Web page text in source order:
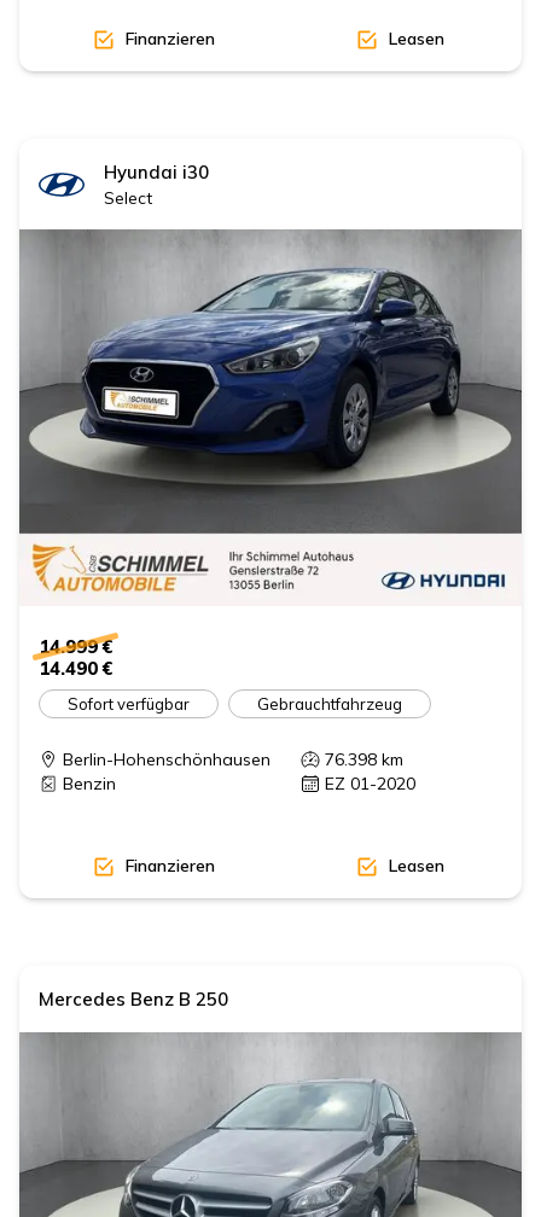
Finanzieren Leasen
Hyundai i30
Select
14.999 €
14.490 €
Sofort verfügbar Gebrauchtfahrzeug
Berlin-Hohenschönhausen 76.398 km
Benzin
EZ 01-2020
Finanzieren Leasen
Mercedes Benz B 250